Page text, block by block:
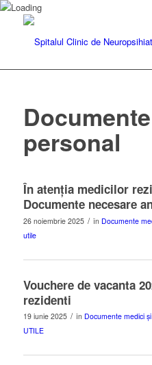
personal
În atenția medicilor
Documente necesare
26 noiembrie 2025 / în Documente
utile
Vouchere de vacanta
rezidenti
19 iunie 2025 / în Documente medici
UTILE